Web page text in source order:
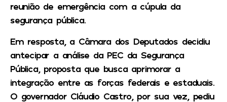
reunião de emergência com a cúpula da
segurança pública.
Em resposta, a Câmara dos Deputados decidiu
antecipar a análise da PEC da Segurança
Pública, proposta que busca aprimorar a
integração entre as forças federais e estaduais.
O governador Cláudio Castro, por sua vez, pediu